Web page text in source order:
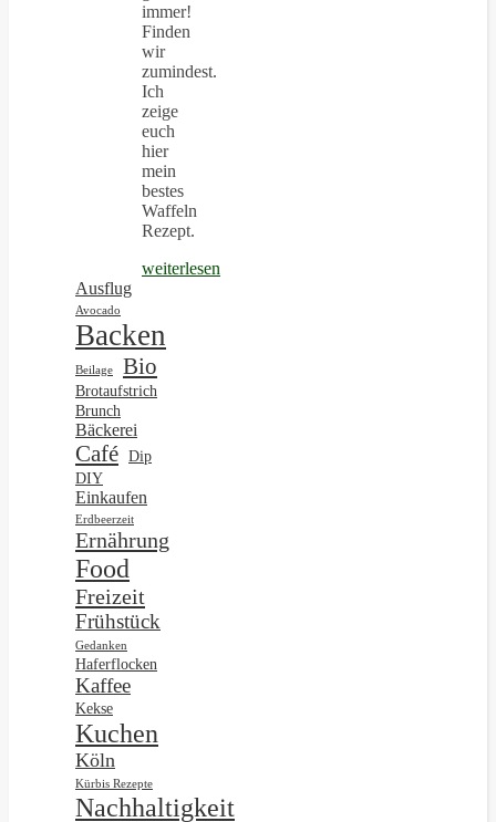
immer!
Finden
wir
zumindest.
Ich
zeige
euch
hier
mein
bestes
Waffeln
Rezept.
weiterlesen
Ausflug
Avocado
Backen
Beilage Bio
Brotaufstrich
Brunch
Bäckerei
Café Dip
DIY
Einkaufen
Erdbeerzeit
Ernährung
Food
Freizeit
Frühstück
Gedanken
Haferflocken
Kaffee
Kekse
Kuchen
Köln
Kürbis Rezepte
Nachhaltigkeit